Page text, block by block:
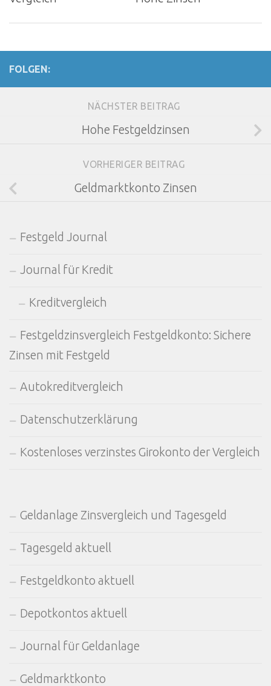
FOLGEN:
NÄCHSTER BEITRAG
Hohe Festgeldzinsen
VORHERIGER BEITRAG
Geldmarktkonto Zinsen
Festgeld Journal
Journal für Kredit
Kreditvergleich
Festgeldzinsvergleich Festgeldkonto: Sichere
Zinsen mit Festgeld
Autokreditvergleich
Datenschutzerklärung
Kostenloses verzinstes Girokonto der Vergleich
Geldanlage Zinsvergleich und Tagesgeld
Tagesgeld aktuell
Festgeldkonto aktuell
Depotkontos aktuell
Journal für Geldanlage
Geldmarktkonto